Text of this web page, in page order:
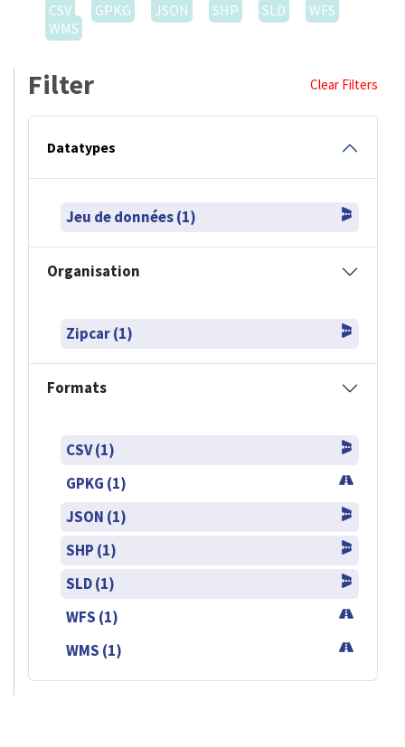
CSV
GPKG JSON SHP SLD
WFS
WMS
Filter Clear Filters
Datatypes
Jeu de données (1)
Organisation
Zipcar (1)
Formats
CSV (1)
GPKG (1)
JSON (1)
SHP (1)
SLD (1)
WFS (1)
WMS (1)